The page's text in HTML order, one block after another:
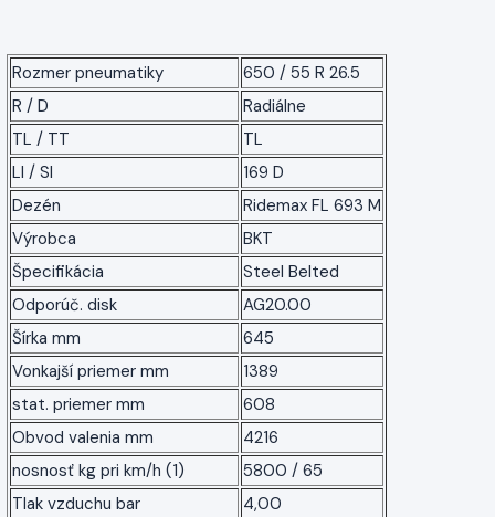
Rozmer pneumatiky
650 / 55 R 26.5
R / D
Radiálne
TL / TT
TL
LI / SI
169 D
Dezén
Ridemax FL 693 M
Výrobca
BKT
Špecifikácia
Steel Belted
Odporúč. disk
AG20.00
Šírka mm
645
Vonkajší priemer mm
1389
stat. priemer mm
608
Obvod valenia mm
4216
nosnosť kg pri km/h (1)
5800 / 65
Tlak vzduchu bar
4,00